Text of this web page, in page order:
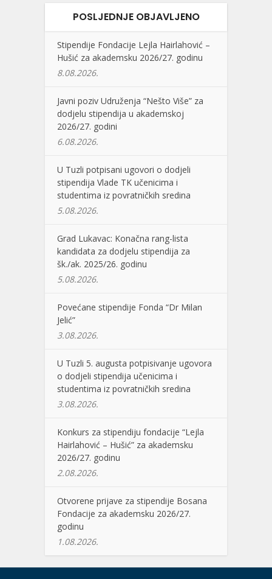
POSLJEDNJE OBJAVLJENO
Stipendije Fondacije Lejla Hairlahović –
Hušić za akademsku 2026/27. godinu
8.08.2026.
Javni poziv Udruženja “Nešto Više” za
dodjelu stipendija u akademskoj
2026/27. godini
6.08.2026.
U Tuzli potpisani ugovori o dodjeli
stipendija Vlade TK učenicima i
studentima iz povratničkih sredina
5.08.2026.
Grad Lukavac: Konačna rang-lista
kandidata za dodjelu stipendija za
šk./ak. 2025/26. godinu
5.08.2026.
Povećane stipendije Fonda “Dr Milan
Jelić”
3.08.2026.
U Tuzli 5. augusta potpisivanje ugovora
o dodjeli stipendija učenicima i
studentima iz povratničkih sredina
3.08.2026.
Konkurs za stipendiju fondacije “Lejla
Hairlahović – Hušić” za akademsku
2026/27. godinu
2.08.2026.
Otvorene prijave za stipendije Bosana
Fondacije za akademsku 2026/27.
godinu
1.08.2026.